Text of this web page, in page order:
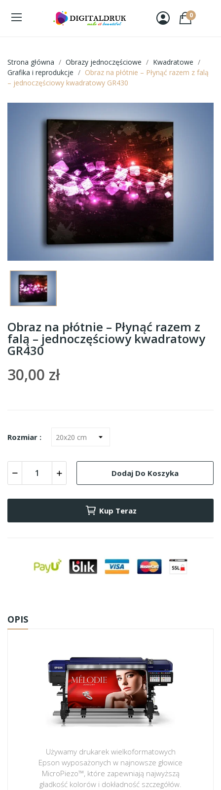
0
Strona główna Obrazy jednoczęściowe
Kwadratowe
Grafika i reprodukcje
Obraz na płótnie – Płynąć razem z falą
– jednoczęściowy kwadratowy GR430
Obraz na płótnie – Płynąć razem z
falą – jednoczęściowy kwadratowy
GR430
30,00 zł
Rozmiar :
Dodaj Do Koszyka
Kup Teraz
OPIS
Używamy drukarek wielkoformatowych
Epson wyposażonych w najnowsze głowice
MicroPiezo™, które zapewniają najwyższą
gładkość kolorów i dokładność szczegółów.